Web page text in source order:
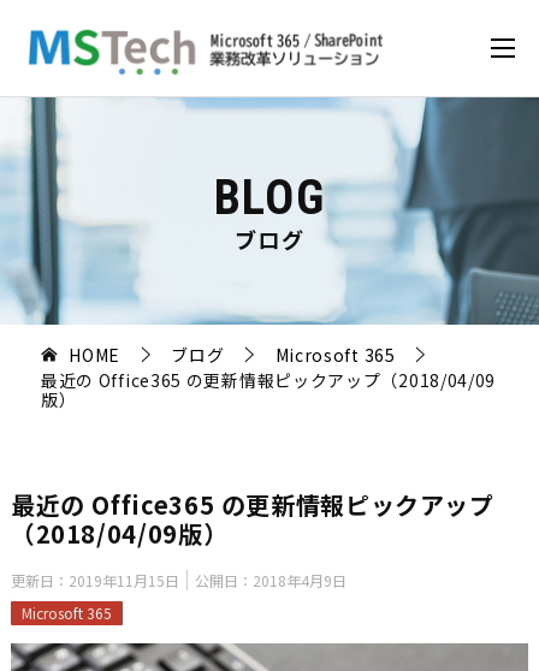
BLOG
ブログ
HOME ブログ
Microsoft 365
最近の Office365 の更新情報ピックアップ（2018/04/09
版）
最近の Office365 の更新情報ピックアップ
（2018/04/09版）
更新日： 2019年11月15日 公開日： 2018年4月9日
Microsoft 365